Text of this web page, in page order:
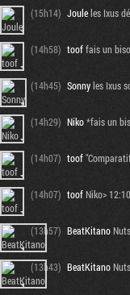
(15h14) Jouleles Ixus
(14h58) tooffais un
(14h45) Sonnyles Ixus
(14h29) Niko*fais un
(14h07) toof
(14h07) toofNiko>
(13h57) BeatKitano
(13h43) BeatKitano